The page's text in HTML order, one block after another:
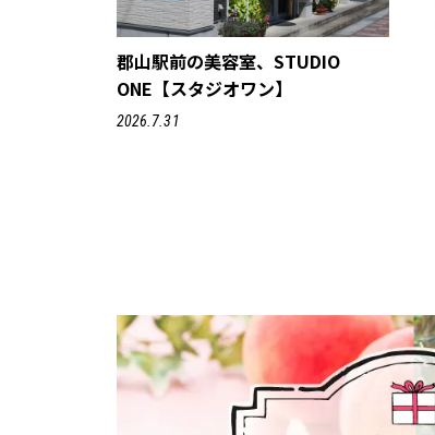
郡山駅前の美容室、STUDIO
ONE【スタジオワン】
2026.7.31